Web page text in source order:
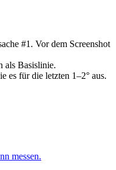
#1. Vor dem Screenshot
als Basislinie.
es für die letzten 1–2° aus.
messen.